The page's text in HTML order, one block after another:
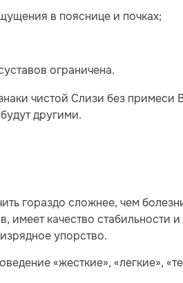
в пояснице и почках;
ограничена.
чистой Слизи без примеси
другими.
гораздо сложнее, чем
имеет качество стабильности
упорство.
«жесткие», «легкие»,